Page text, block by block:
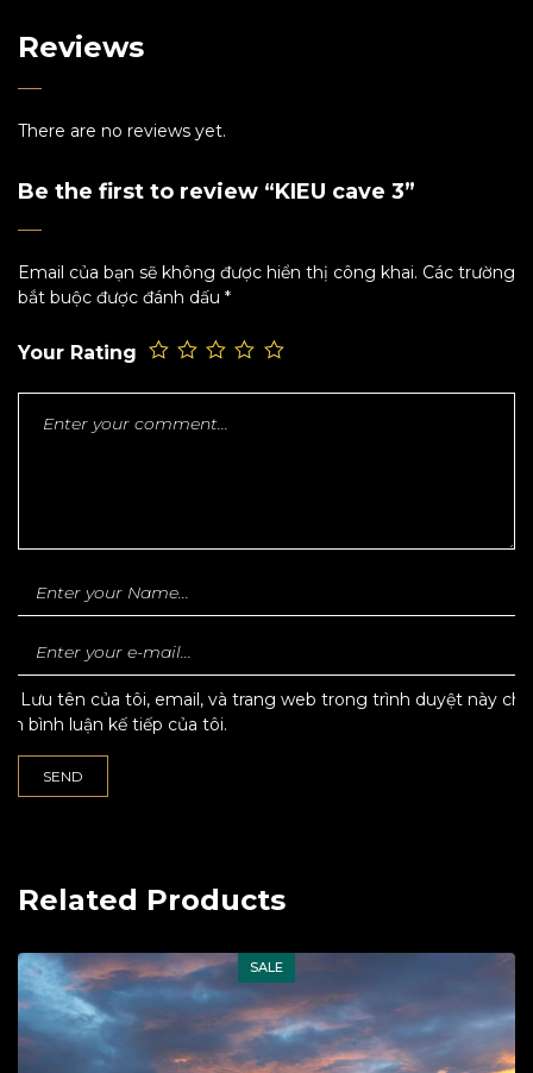
Reviews
There are no reviews yet.
Be the first to review “KIEU cave 3”
Email của bạn sẽ không được hiển thị công khai. Các trường
bắt buộc được đánh dấu *
Your Rating
Lưu tên của tôi, email, và trang web trong trình duyệt này cho
lần bình luận kế tiếp của tôi.
Related Products
SALE